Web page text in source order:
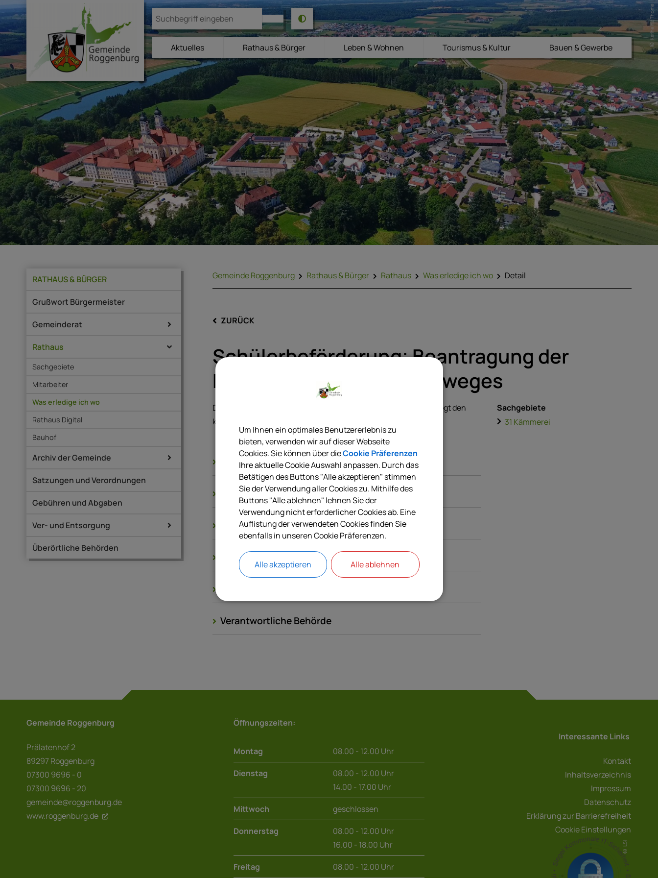
Aktuelles Rathaus & Bürger Leben & Wohnen Tourismus & Kultur Bauen & Gewerbe
Karlheinz Thoma
RATHAUS & BÜRGER
Grußwort Bürgermeister
Gemeinderat
Rathaus
Sachgebiete
Mitarbeiter
Was erledige ich wo
Rathaus Digital
Bauhof
Archiv der Gemeinde
Satzungen und Verordnungen
Gebühren und Abgaben
Ver- und Entsorgung
Überörtliche Behörden
Gemeinde Roggenburg Rathaus & Bürger Rathaus Was erledige ich wo Detail
ZURÜCK
Schülerbeförderung; Beantragung der
Kostenfreiheit des Schulweges
Die notwendige Beförderung der Schülerinnen und Schüler obliegt den
kommunalen Aufgabenträgern der Schülerbeförderung.
Langbeschreibung
Voraussetzungen
Verfahrensablauf
Weiterführende Links
Verantwortliche Behörde
Sachgebiete
31 Kämmerei
Gemeinde Roggenburg
Prälatenhof 2
89297 Roggenburg
07300 9696 - 0
07300 9696 - 20
gemeinde@roggenburg.de
www.roggenburg.de
Öffnungszeiten:
Montag 08.00 - 12.00 Uhr
Dienstag
08.00 - 12.00 Uhr
14.00 - 17.00 Uhr
Mittwoch geschlossen
Donnerstag
08.00 - 12.00 Uhr
16.00 - 18.00 Uhr
Freitag 08.00 - 12.00 Uhr
Interessante Links
Kontakt
Inhaltsverzeichnis
Impressum
Datenschutz
Erklärung zur Barrierefreiheit
Cookie Einstellungen
LSI
Um Ihnen ein optimales Benutzererlebnis zu
bieten, verwenden wir auf dieser Webseite
Cookies. Sie können über dieCookie Präferenzen
Ihre aktuelle Cookie Auswahl anpassen. Durch das
Betätigen des Buttons "Alle akzeptieren" stimmen
Sie der Verwendung aller Cookies zu. Mithilfe des
Buttons "Alle ablehnen" lehnen Sie der
Verwendung nicht erforderlicher Cookies ab. Eine
Auflistung der verwendeten Cookies finden Sie
ebenfalls in unseren Cookie Präferenzen.
Alle akzeptieren Alle ablehnen